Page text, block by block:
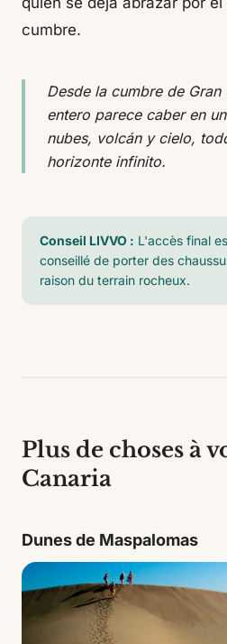
cumbre.
Desde la cumbre de
entero parece caber en
nubes, volcán y cielo,
horizonte infinito.
Conseil LIVVO : L'accès final
conseillé de porter des
raison du terrain rocheux.
Plus de choses à
Canaria
Dunes de Maspalomas